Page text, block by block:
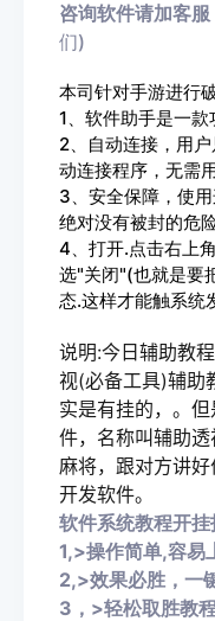
咨询软件请加客服
们)
本司针对手游进行
1、软件助手是一款
2、自动连接，用
动连接程序，无需
3、安全保障，使
绝对没有被封的危险
4、打开.点击右上
选"关闭"(也就是要
态.这样才能触系统
说明:今日辅助教
视(必备工具)辅助
实是有挂的，。
件，名称叫辅助
麻将，跟对方讲
开发软件。
软件系统教程开挂
1,>操作简单,容易
2,>效果必胜，一
3，>轻松取胜教